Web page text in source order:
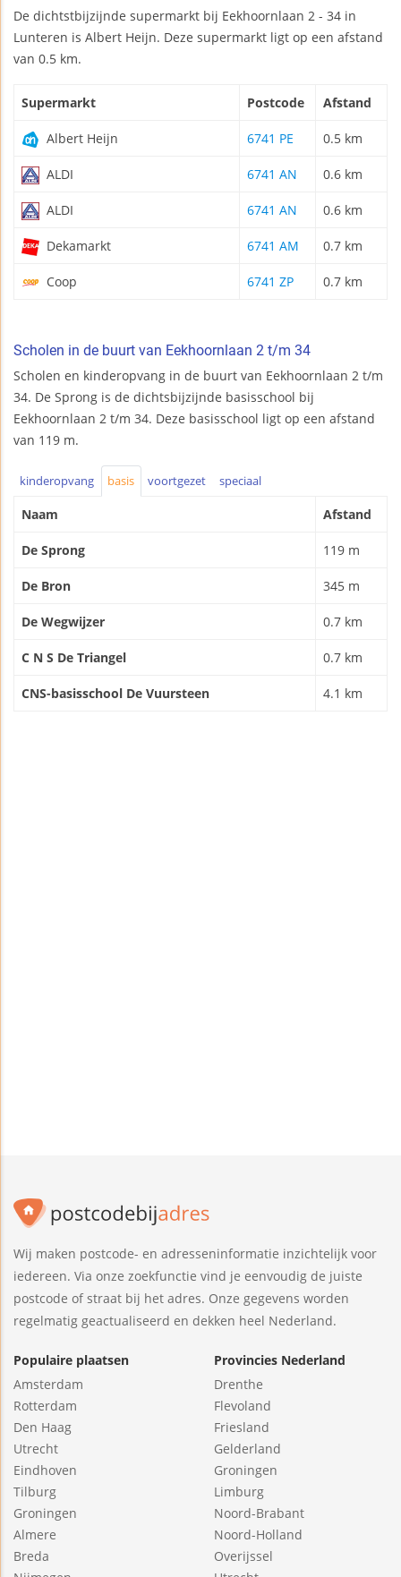
De dichtstbijzijnde supermarkt bij Eekhoornlaan 2 - 34 in
Lunteren is Albert Heijn. Deze supermarkt ligt op een afstand
van 0.5 km.
Supermarkt Postcode Afstand
Albert Heijn 6741 PE 0.5 km
ALDI 6741 AN 0.6 km
ALDI 6741 AN 0.6 km
Dekamarkt 6741 AM 0.7 km
Coop 6741 ZP 0.7 km
Scholen in de buurt van Eekhoornlaan 2 t/m 34
Scholen en kinderopvang in de buurt van Eekhoornlaan 2 t/m
34. De Sprong is de dichtsbijzijnde basisschool bij
Eekhoornlaan 2 t/m 34. Deze basisschool ligt op een afstand
van 119 m.
kinderopvang basis voortgezet speciaal
Naam Afstand
De Sprong 119 m
De Bron 345 m
De Wegwijzer 0.7 km
C N S De Triangel 0.7 km
CNS-basisschool De Vuursteen 4.1 km
Wij maken postcode- en adresseninformatie inzichtelijk voor
iedereen. Via onze zoekfunctie vind je eenvoudig de juiste
postcode of straat bij het adres. Onze gegevens worden
regelmatig geactualiseerd en dekken heel Nederland.
Populaire plaatsen
Amsterdam
Rotterdam
Den Haag
Utrecht
Eindhoven
Tilburg
Groningen
Almere
Breda
Provincies Nederland
Drenthe
Flevoland
Friesland
Gelderland
Groningen
Limburg
Noord-Brabant
Noord-Holland
Overijssel